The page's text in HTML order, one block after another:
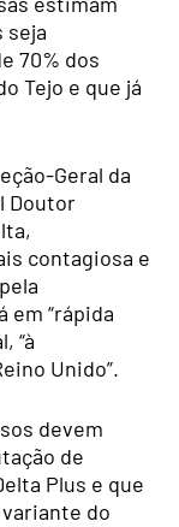
seja
70% dos
Tejo e que já
Geral da
Doutor
contagiosa e
em “rápida
“à
Unido”.
devem
de
Plus e que
do